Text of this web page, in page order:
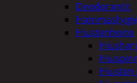
Deodorantit
Hiustenhoito